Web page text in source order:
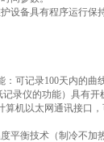
设备具有程序运行保
：可记录100天内的
录仪的功能）具有开
算机以太网通讯接口
平衡技术（制冷不